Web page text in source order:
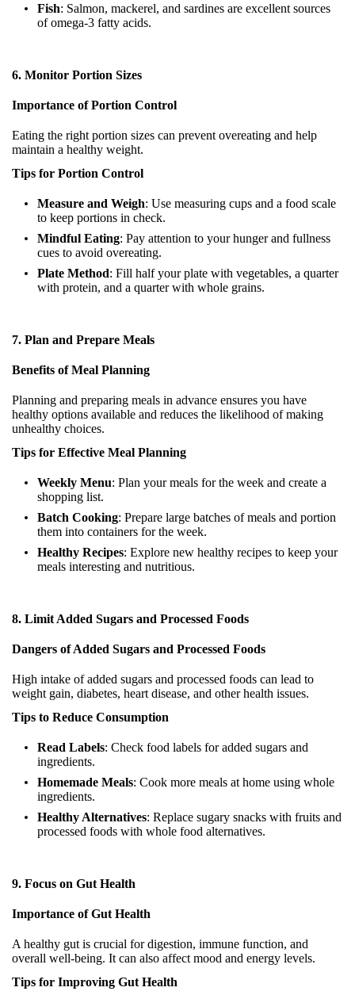
Fish: Salmon, mackerel, and sardines are excellent sources
of omega-3 fatty acids.
6. Monitor Portion Sizes
Importance of Portion Control
Eating the right portion sizes can prevent overeating and help
maintain a healthy weight.
Tips for Portion Control
Measure and Weigh: Use measuring cups and a food scale
to keep portions in check.
Mindful Eating: Pay attention to your hunger and fullness
cues to avoid overeating.
Plate Method: Fill half your plate with vegetables, a quarter
with protein, and a quarter with whole grains.
7. Plan and Prepare Meals
Benefits of Meal Planning
Planning and preparing meals in advance ensures you have
healthy options available and reduces the likelihood of making
unhealthy choices.
Tips for Effective Meal Planning
Weekly Menu: Plan your meals for the week and create a
shopping list.
Batch Cooking: Prepare large batches of meals and portion
them into containers for the week.
Healthy Recipes: Explore new healthy recipes to keep your
meals interesting and nutritious.
8. Limit Added Sugars and Processed Foods
Dangers of Added Sugars and Processed Foods
High intake of added sugars and processed foods can lead to
weight gain, diabetes, heart disease, and other health issues.
Tips to Reduce Consumption
Read Labels: Check food labels for added sugars and
ingredients.
Homemade Meals: Cook more meals at home using whole
ingredients.
Healthy Alternatives: Replace sugary snacks with fruits and
processed foods with whole food alternatives.
9. Focus on Gut Health
Importance of Gut Health
A healthy gut is crucial for digestion, immune function, and
overall well-being. It can also affect mood and energy levels.
Tips for Improving Gut Health